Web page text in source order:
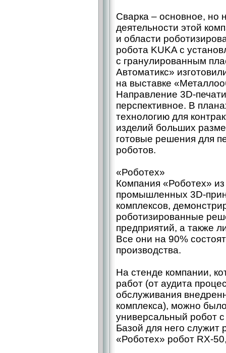
Сварка – ​основное, но
дея­тельности этой
и области
робота KUKA с
с гранулированным
Автоматикс»
на выставке
Направление 3D-
перспективное. В
технологию для
изделий больших
готовые решения для
роботов.
«Роботех»
Компания «Роботех»
промышленных 3D-
комплексов,
роботизированные
предприятий, а также
Все они на 90%
производства.
На стенде компании,
работ (от аудита
обслуживания
комплекса), можно
универсальный робот
Базой для него служит
«Роботех» робот